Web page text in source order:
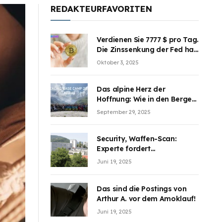
REDAKTEURFAVORITEN
Verdienen Sie 7777 $ pro Tag.
Die Zinssenkung der Fed hat
die Aufmerksamkeit des
teilzuhaben
Oktober 3, 2025
Das alpine Herz der
Hoffnung: Wie in den Bergen
Österreichs die unsichtbaren
September 29, 2025
Security, Waffen-Scan:
Experte fordert
Sicherheitsdiskussion an
Juni 19, 2025
Das sind die Postings von
Arthur A. vor dem Amoklauf!
Juni 19, 2025